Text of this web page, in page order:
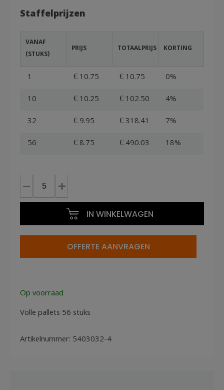
Staffelprijzen
VANAF
(STUKS)
PRIJS TOTAALPRIJS KORTING
1 € 10.75 € 10.75
0%
10
€ 10.25 € 102.50
4%
32
€ 9.95 € 318.41
7%
56
€ 8.75 € 490.03 18%
Euronorm
40x30x32cm
Open
IN WINKELWAGEN
OFFERTE AANVRAGEN
Op voorraad
Volle pallets 56 stuks
Artikelnummer: 5403032-4